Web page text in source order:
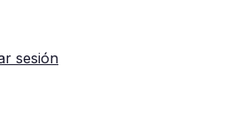
sesión